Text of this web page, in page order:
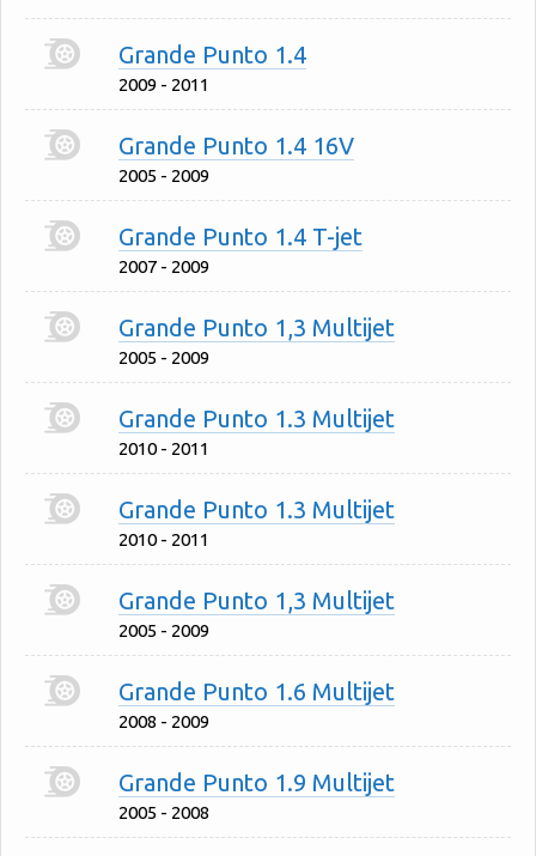
Grande Punto 1.4
2009 - 2011
Grande Punto 1.4 16V
2005 - 2009
Grande Punto 1.4 T-jet
2007 - 2009
Grande Punto 1,3 Multijet
2005 - 2009
Grande Punto 1.3 Multijet
2010 - 2011
Grande Punto 1.3 Multijet
2010 - 2011
Grande Punto 1,3 Multijet
2005 - 2009
Grande Punto 1.6 Multijet
2008 - 2009
Grande Punto 1.9 Multijet
2005 - 2008